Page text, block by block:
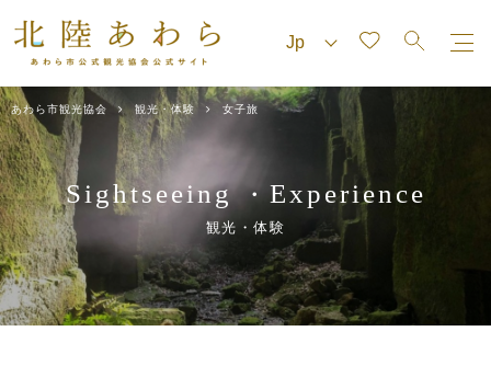
あわら市観光協会 観光・体験 女子旅
Sightseeing・ Experience
観光・体験